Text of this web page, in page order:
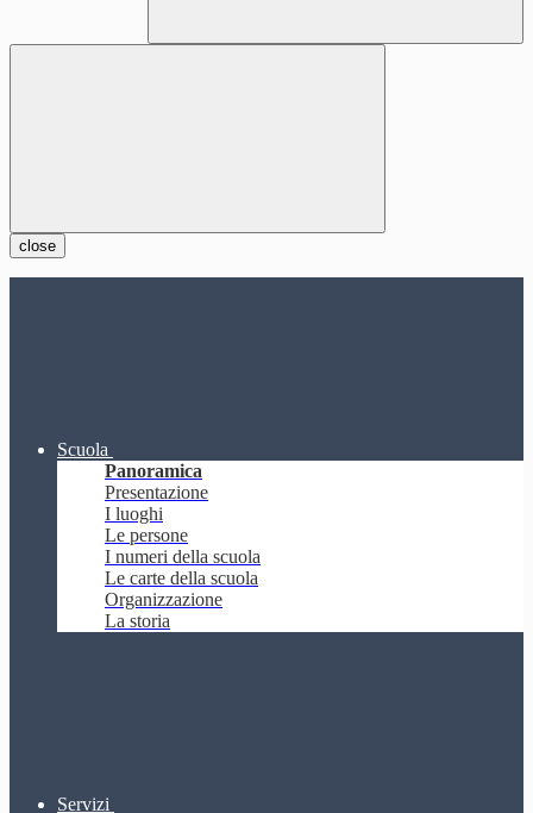
close
Scuola
Panoramica
Presentazione
I luoghi
Le persone
I numeri della scuola
Le carte della scuola
Organizzazione
La storia
Servizi